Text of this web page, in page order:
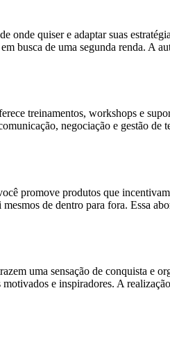
quiser e adaptar suas
busca de uma segunda renda. A
treinamentos, workshops e
negociação e gestão de
promove produtos que
de dentro para fora. Essa
uma sensação de conquista e
e inspiradores. A